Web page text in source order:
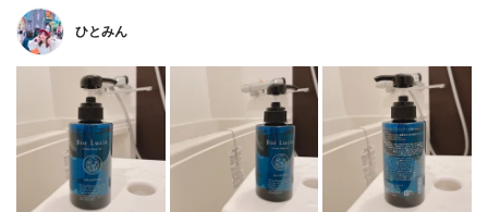
ひとみん